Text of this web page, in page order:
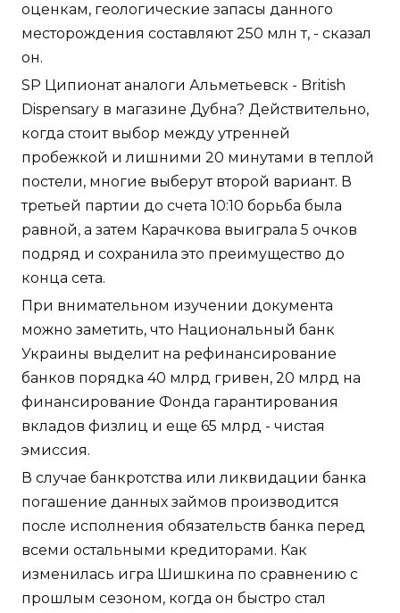
оценкам, геологические запасы данного
месторождения составляют 250 млн т, - сказал
он.
SP Ципионат аналоги Альметьевск - British
Dispensary в магазине Дубна? Действительно,
когда стоит выбор между утренней
пробежкой и лишними 20 минутами в теплой
постели, многие выберут второй вариант. В
третьей партии до счета 10:10 борьба была
равной, а затем Карачкова выиграла 5 очков
подряд и сохранила это преимущество до
конца сета.
При внимательном изучении документа
можно заметить, что Национальный банк
Украины выделит на рефинансирование
банков порядка 40 млрд гривен, 20 млрд на
финансирование Фонда гарантирования
вкладов физлиц и еще 65 млрд - чистая
эмиссия.
В случае банкротства или ликвидации банка
погашение данных займов производится
после исполнения обязательств банка перед
всеми остальными кредиторами. Как
изменилась игра Шишкина по сравнению с
прошлым сезоном, когда он быстро стал